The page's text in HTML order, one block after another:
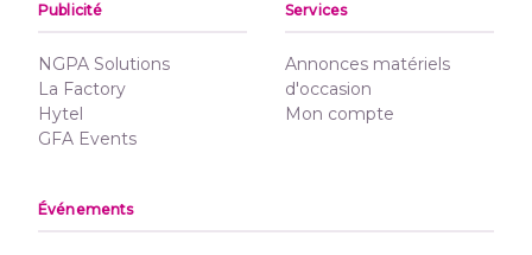
Publicité
NGPA Solutions
La Factory
Hytel
GFA Events
Services
Annonces matériels
d'occasion
Mon compte
Événements